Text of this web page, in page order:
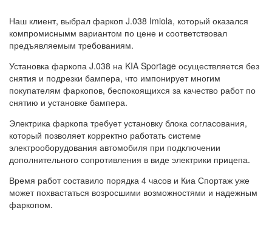
Наш клиент, выбрал фаркоп J.038 Imiola, который оказался
компромиснымм вариантом по цене и соответствовал
предъявляемым требованиям.
Установка фаркопа J.038 на KIA Sportage осуществляется без
снятия и подрезки бампера, что импонирует многим
покупателям фаркопов, беспокоящихся за качество работ по
снятию и установке бампера.
Электрика фаркопа требует установку блока согласования,
который позволяет корректно работать системе
электрооборудования автомобиля при подключении
дополнительного сопротивления в виде электрики прицепа.
Время работ составило порядка 4 часов и Киа Спортаж уже
может похвастаться возросшими возможностями и надежным
фаркопом.